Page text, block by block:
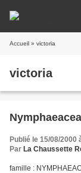
Accueil » victoria
victoria
Publié le 15/08/2000
Par La Chaussette
famille :